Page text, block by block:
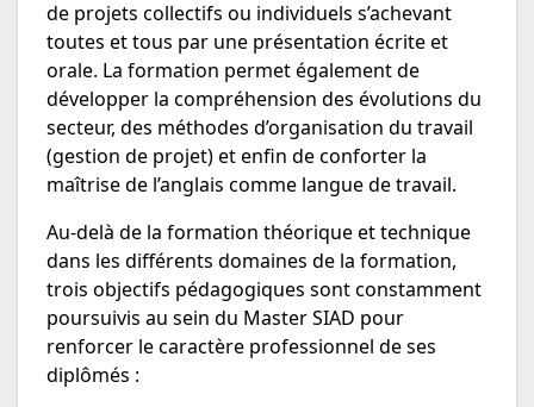
de projets collectifs ou individuels s’achevant
toutes et tous par une présentation écrite et
orale. La formation permet également de
développer la compréhension des évolutions du
secteur, des méthodes d’organisation du travail
(gestion de projet) et enfin de conforter la
maîtrise de l’anglais comme langue de travail.
Au-delà de la formation théorique et technique
dans les différents domaines de la formation,
trois objectifs pédagogiques sont constamment
poursuivis au sein du Master SIAD pour
renforcer le caractère professionnel de ses
diplômés :